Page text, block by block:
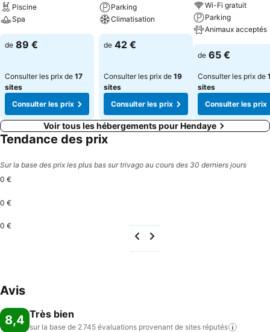
Piscine
Spa
de 89 €
Consulter les prix de 17
sites
Consulter les prix
Parking
Climatisation
de 42 €
Consulter les prix de 19
sites
Consulter les prix
Wi-Fi gratuit
Parking
Animaux acceptés
de 65 €
Consulter les prix de
sites
Consulter les prix
Voir tous les hébergements pour Hendaye
Tendance des prix
Sur la base des prix les plus bas sur trivago au cours des 30 derniers jours
0 €
0 €
0 €
Avis
8,4 Très bien
sur la base de 2 745 évaluations provenant de sites réputés